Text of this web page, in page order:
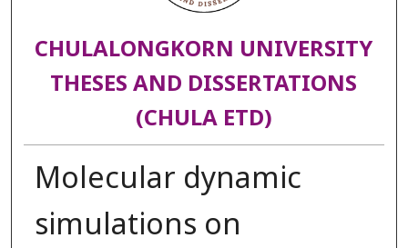
CHULALONGKORN UNIVERSITY
THESES AND DISSERTATIONS
(CHULA ETD)
Molecular dynamic
simulations on